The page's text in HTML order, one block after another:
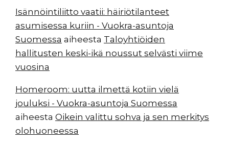
Isännöintiliitto vaatii: häiriötilanteet
asumisessa kuriin - Vuokra-asuntoja
Suomessa aiheesta Taloyhtiöiden
hallitusten keski-ikä noussut selvästi viime
vuosina
Homeroom: uutta ilmettä kotiin vielä
jouluksi - Vuokra-asuntoja Suomessa
aiheesta Oikein valittu sohva ja sen merkitys
olohuoneessa